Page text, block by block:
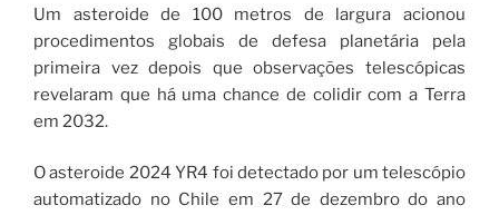
Um asteroide de 100 metros de largura acionou
procedimentos globais de defesa planetária pela
primeira vez depois que observações telescópicas
revelaram que há uma chance de colidir com a Terra
em 2032.
O asteroide 2024 YR4 foi detectado por um telescópio
automatizado no Chile em 27 de dezembro do ano